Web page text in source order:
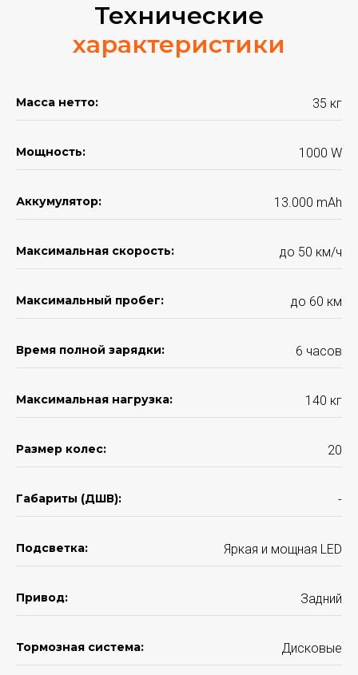
Технические
характеристики
Масса нетто: 35 кг
Мощность: 1000 W
Аккумулятор: 13.000 mАh
Максимальная скорость: до 50 км/ч
Максимальный пробег: до 60 км
Время полной зарядки: 6 часов
Максимальная нагрузка: 140 кг
Размер колес: 20
Габариты (ДШВ): -
Подсветка: Яркая и мощная LED
Привод: Задний
Тормозная система: Дисковые